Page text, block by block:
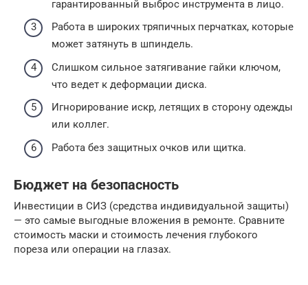
гарантированный выброс инструмента в лицо.
Работа в широких тряпичных перчатках, которые
может затянуть в шпиндель.
Слишком сильное затягивание гайки ключом,
что ведет к деформации диска.
Игнорирование искр, летящих в сторону одежды
или коллег.
Работа без защитных очков или щитка.
Бюджет на безопасность
Инвестиции в СИЗ (средства индивидуальной защиты)
— это самые выгодные вложения в ремонте. Сравните
стоимость маски и стоимость лечения глубокого
пореза или операции на глазах.